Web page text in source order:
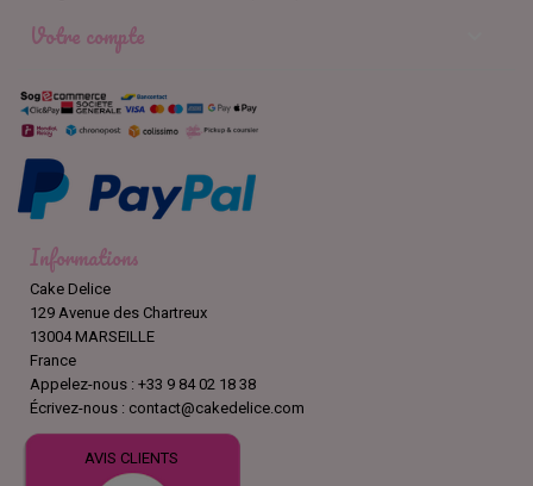
Votre compte
Informations
Cake Delice
129 Avenue des Chartreux
13004 MARSEILLE
France
Appelez-nous : +33 9 84 02 18 38
Écrivez-nous : contact@cakedelice.com
AVIS CLIENTS